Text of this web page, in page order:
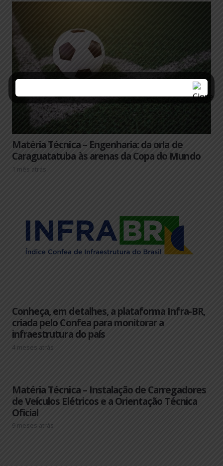
Matéria Técnica – Engenharia: da orla de
Caraguatatuba às arenas da Copa do Mundo
1 mês atrás
Conheça, em detalhes, a plataforma Infra-BR,
criada pelo Confea para monitorar a
infraestrutura do país
4 meses atrás
Matéria Técnica – Instalação de Carregadores
de Veículos Elétricos e a Orientação Técnica
Oficial
9 meses atrás